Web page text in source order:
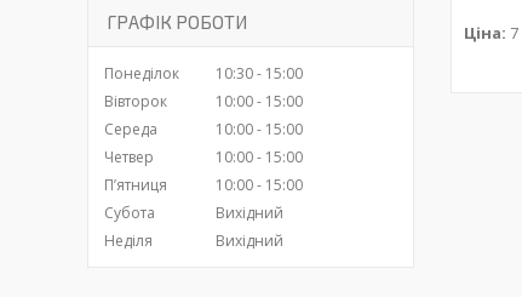
Ціна:
ГРАФІК РОБОТИ
Понеділок 10:30
15:00
Вівторок
10:00
15:00
Середа
10:00
15:00
Четвер
10:00
15:00
Пʼятниця
10:00
15:00
Субота
Вихідний
Неділя
Вихідний